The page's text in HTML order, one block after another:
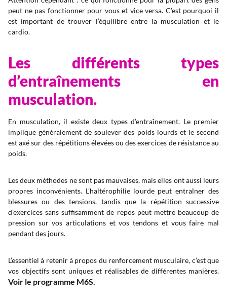
peut ne pas fonctionner pour vous et vice versa. C’est pourquoi il
est important de trouver l’équilibre entre la musculation et le
cardio.
Les différents types
d’entraînements en
musculation.
En musculation, il existe deux types d’entraînement. Le premier
implique généralement de soulever des poids lourds et le second
est axé sur des répétitions élevées ou des exercices de résistance au
poids.
Les deux méthodes ne sont pas mauvaises, mais elles ont aussi leurs
propres inconvénients. L’haltérophilie lourde peut entraîner des
blessures ou des tensions, tandis que la répétition successive
d’exercices sans suffisamment de repos peut mettre beaucoup de
pression sur vos articulations et vos tendons et vous faire mal
pendant des jours.
L’essentiel à retenir à propos du renforcement musculaire, c’est que
vos objectifs sont uniques et réalisables de différentes manières.
Voir le programme M6S.